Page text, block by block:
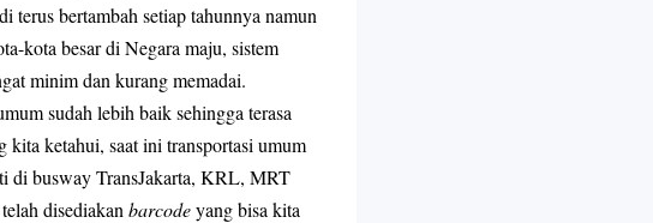
terus bertambah setiap tahunnya namun
kota besar di Negara maju, sistem
minim dan kurang memadai.
sudah lebih baik sehingga terasa
kita ketahui, saat ini transportasi umum
di busway TransJakarta, KRL, MRT
disediakan barcodeyang bisa kita